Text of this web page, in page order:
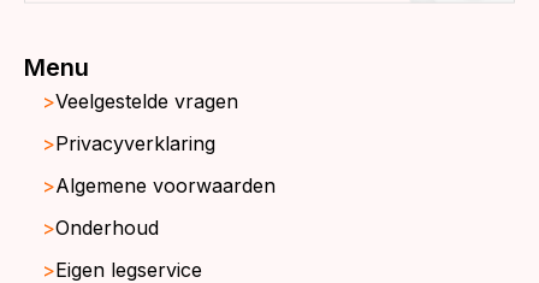
Menu
Veelgestelde vragen
Privacyverklaring
Algemene voorwaarden
Onderhoud
Eigen legservice